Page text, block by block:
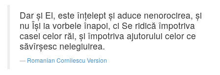
Dar şi El, este înţelept şi aduce nenorocirea, şi
nu Îşi ia vorbele înapoi, ci Se ridică împotriva
casei celor răi, şi împotriva ajutorului celor ce
săvîrşesc nelegiuirea.
Romanian Cornilescu Version